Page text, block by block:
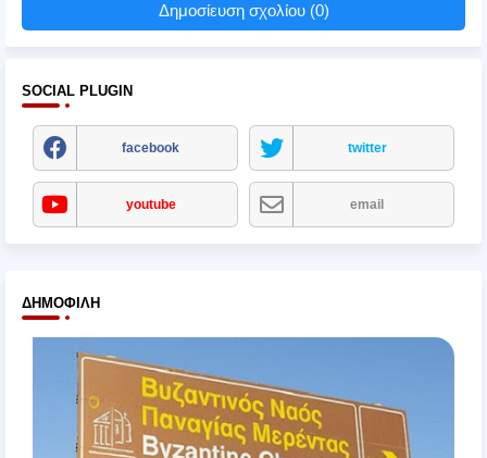
Δημοσίευση σχολίου (0)
SOCIAL PLUGIN
facebook twitter
youtube email
ΔΗΜΟΦΙΛΉ